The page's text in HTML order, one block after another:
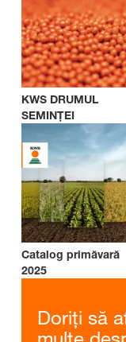
KWS DRUMUL
SEMINȚEI
Catalog primăvară
2025
Doriți să